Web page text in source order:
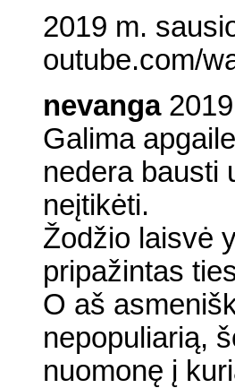
2019 m.
outube.com/
nevanga2019
Galima
nedera bausti
neįtikėti.
Žodžio laisvė
pripažintas
O aš
nepopuliarią,
nuomonę į